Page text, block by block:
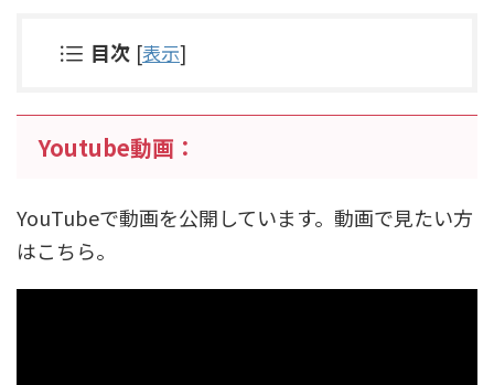
目次 [表示]
Youtube動画：
YouTubeで動画を公開しています。動画で見たい方
はこちら。